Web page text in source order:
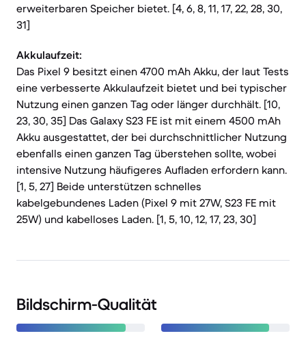
erweiterbaren Speicher bietet. [4, 6, 8, 11, 17, 22, 28, 30,
31]
Akkulaufzeit:
Das Pixel 9 besitzt einen 4700 mAh Akku, der laut Tests
eine verbesserte Akkulaufzeit bietet und bei typischer
Nutzung einen ganzen Tag oder länger durchhält. [10,
23, 30, 35] Das Galaxy S23 FE ist mit einem 4500 mAh
Akku ausgestattet, der bei durchschnittlicher Nutzung
ebenfalls einen ganzen Tag überstehen sollte, wobei
intensive Nutzung häufigeres Aufladen erfordern kann.
[1, 5, 27] Beide unterstützen schnelles
kabelgebundenes Laden (Pixel 9 mit 27W, S23 FE mit
25W) und kabelloses Laden. [1, 5, 10, 12, 17, 23, 30]
Bildschirm-Qualität